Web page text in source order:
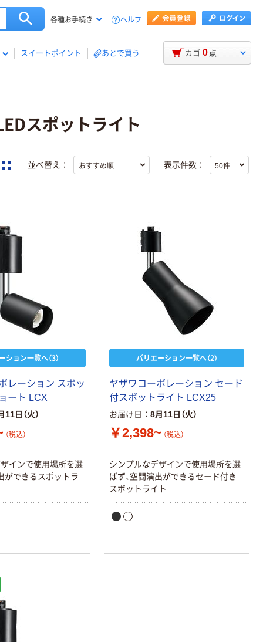
各種お手続き ヘルプ
スイートポイント あとで買う カゴ 0 点
スポットライト
並べ替え： 表示件数：
ション一覧へ（3）
レーション スポッ
ート LCX
11日（火）
（税込）
インで使用場所を選
ができるスポットラ
バリエーション一覧へ（2）
ヤザワコーポレーション セード
付スポットライト LCX25
お届け日 8月11日（火）
￥2,398~ （税込）
シンプルなデザインで使用場所を選
ばず、空間演出ができるセード付き
スポットライト